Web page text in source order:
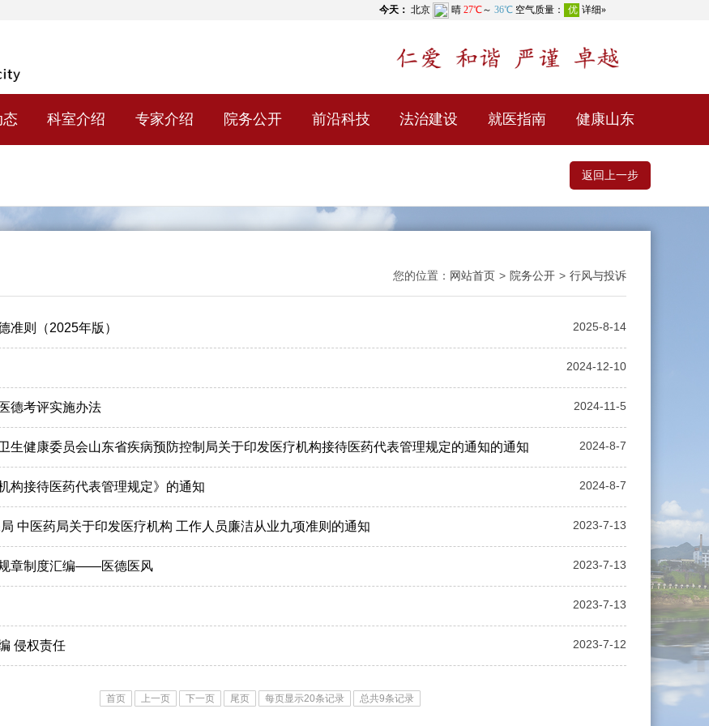
态 科室介绍 专家介绍 院务公开 前沿科技 法治建设 就医指南 健康山东
返回上一步
您的位置： 网站首页 > 院务公开 > 行风与投诉
准则（2025年版） 2025-8-14
2024-12-10
德考评实施办法 2024-11-5
生健康委员会山东省疾病预防控制局关于印发医疗机构接待医药代表管理规定的通知的通知 2024-8-7
构接待医药代表管理规定》的通知 2024-8-7
中医药局关于印发医疗机构 工作人员廉洁从业九项准则的通知 2023-7-13
章制度汇编——医德医风 2023-7-13
2023-7-13
侵权责任 2023-7-12
首页 上一页 下一页 尾页 每页显示20条记录 总共9条记录